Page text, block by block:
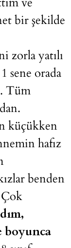
bir şekilde
zorla yatılı
sene orada
Tüm
küçükken
hafız
benden
boyunca